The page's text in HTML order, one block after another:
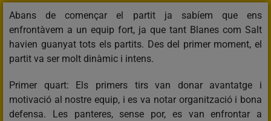
Abans de començar el partit ja sabíem que ens
enfrontàvem a un equip fort, ja que tant Blanes com Salt
havien guanyat tots els partits. Des del primer moment, el
partit va ser molt dinàmic i intens.
Primer quart: Els primers tirs van donar avantatge i
motivació al nostre equip, i es va notar organització i bona
defensa. Les panteres, sense por, es van enfrontar a